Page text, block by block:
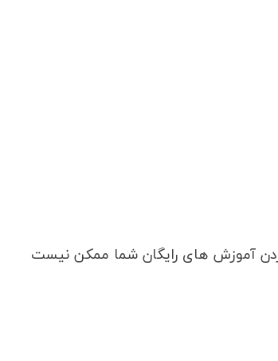
آموزش های رایگان شما ممکن نیست